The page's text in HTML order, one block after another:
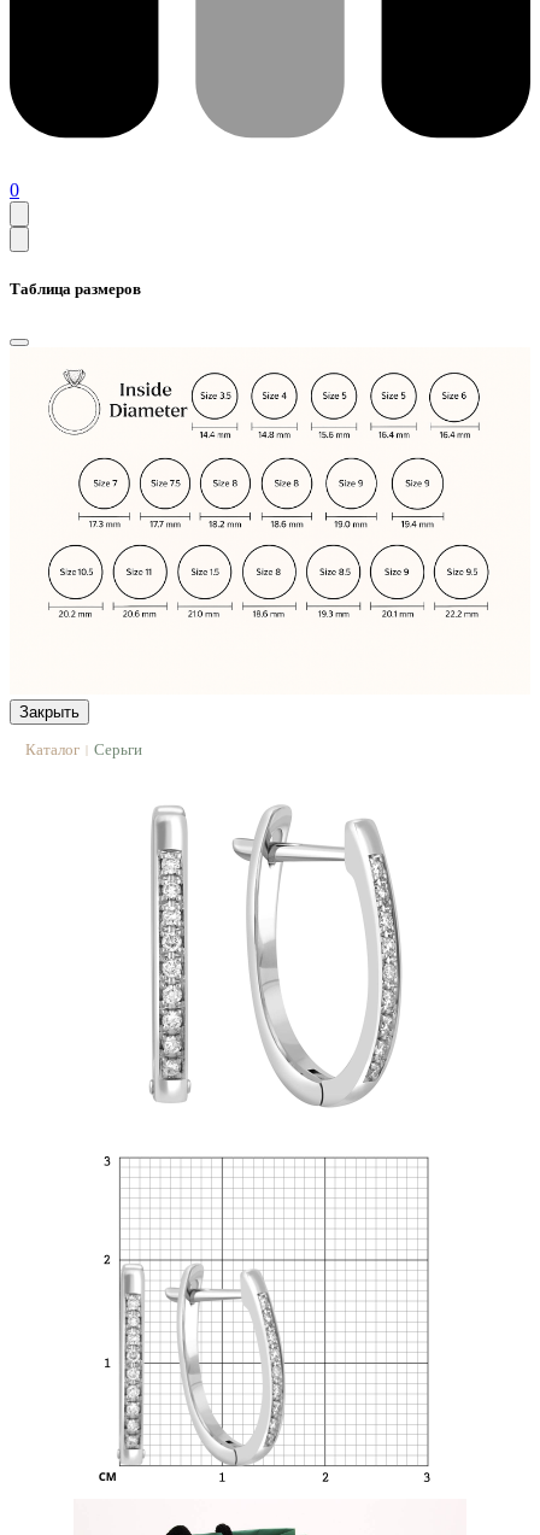
0
Таблица размеров
Закрыть
Каталог | Серьги